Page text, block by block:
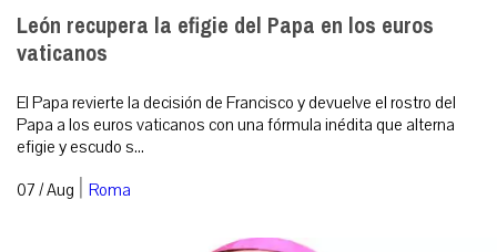
León recupera la efigie del Papa en los euros
vaticanos
El Papa revierte la decisión de Francisco y devuelve el rostro del
Papa a los euros vaticanos con una fórmula inédita que alterna
efigie y escudo s...
07 / Aug | Roma